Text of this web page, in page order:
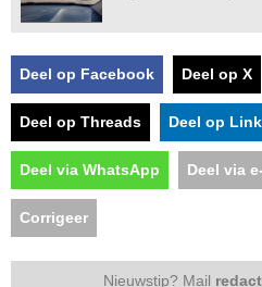
Deel op Facebook Deel op X
Deel op Threads Deel op
Deel via WhatsApp Deel via
Corrigeer
Nieuwstip? Mail